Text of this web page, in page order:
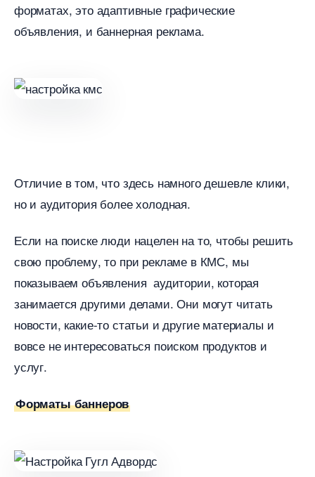
форматах, это адаптивные графические
объявления, и баннерная реклама.
Отличие в том, что здесь намного дешевле клики,
но и аудитория более холодная.
Если на поиске люди нацелен на то, чтобы решить
свою проблему, то при рекламе в КМС, мы
показываем объявления аудитории, которая
занимается другими делами. Они могут читать
новости, какие-то статьи и другие материалы и
овсе не интересоваться поиском продуктов и
услуг.
Форматы баннеро